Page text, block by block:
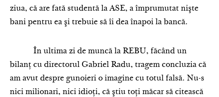
ziua, că are fată studentă la ASE, a împrumutat nişte
bani pentru ea şi trebuie să îi dea înapoi la bancă.
În ultima zi de muncă la REBU, făcând un
bilanţ cu directorul Gabriel Radu, tragem concluzia că
am avut despre gunoieri o imagine cu totul falsă. Nu-s
nici milionari, nici idioţi, că ştiu toţi măcar să citească